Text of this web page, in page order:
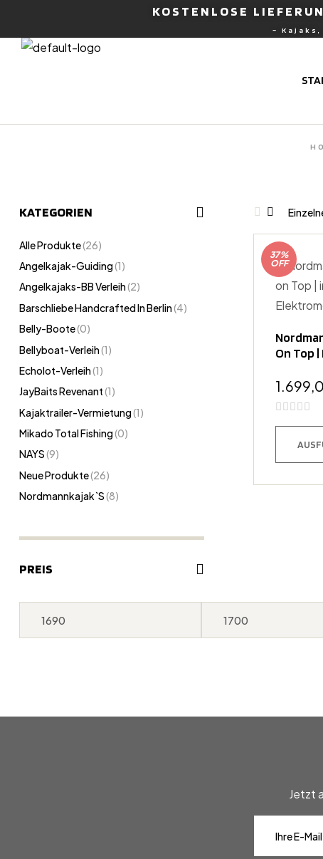
KOSTENLOSE
–
37%
OFF
On Top
KATEGORIEN
Alle Produkte(26)
Angelkajak-Guiding(1)
Angelkajaks-BB Verleih(2)
Barschliebe Handcrafted In Berlin(4)
Belly-Boote(0)
Bellyboat-Verleih(1)
Echolot-Verleih(1)
JayBaits Revenant(1)
Kajaktrailer-Vermietung(1)
Mikado Total Fishing(0)
NAYS(9)
Neue Produkte(26)
Nordmannkajak`s(8)
PREIS
Jetzt